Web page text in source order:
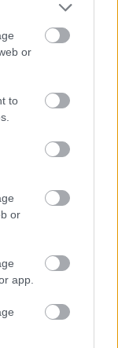
or
to
or
app.
A